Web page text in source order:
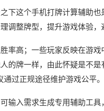
下这个手机打牌计算辅助
调整牌型，提升游戏体验，
率高；一些玩家反映在游
的牌一样，由此怀疑是不
过正规途径维护游戏公平。
输入需求生成专用辅助工